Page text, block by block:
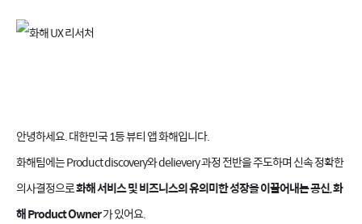
안녕하세요. 대한민국 1등 뷰티 앱 화해입니다.
화해팀에는 Product discovery와 delievery 과정 전반을 주도하며 신속 정확한
의사결정으로화해 서비스 및 비즈니스의 유의미한 성장을 이끌어내는 공신, 화
해 Product Owner가 있어요.